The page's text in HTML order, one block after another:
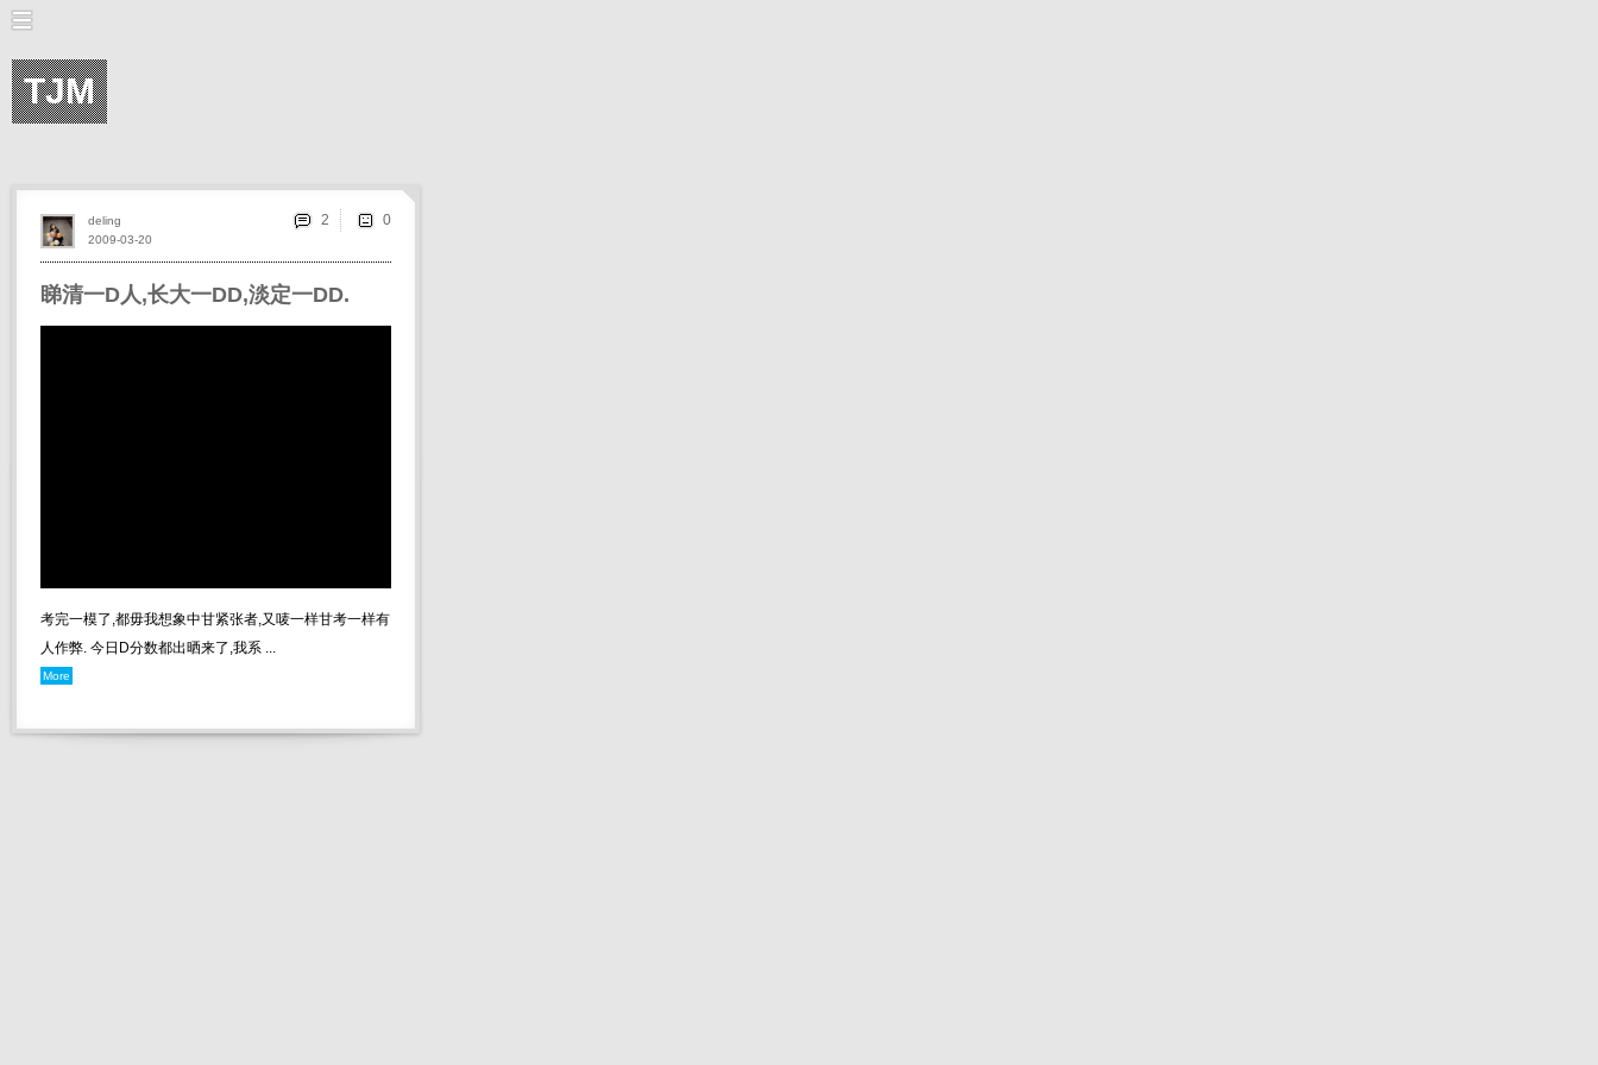
TJM
睇清一D人,长大一DD,淡定一DD.
考完一模了,都毋我想象中甘紧张者,又唛一样甘考一样有
人作弊. 今日D分数都出晒来了,我系 ...
More
2009-03-20
deling 2